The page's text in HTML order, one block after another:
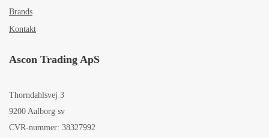
Brands
Kontakt
Ascon Trading ApS
Thorndahlsvej 3
9200 Aalborg sv
CVR-nummer: 38327992